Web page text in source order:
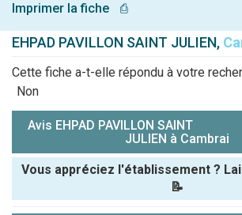
Imprimer la fiche
⎙
EHPAD PAVILLON SAINT JULIEN,
Cette fiche a-t-elle répondu à votre
Non
Avis EHPAD PAVILLON SAINT
JULIEN à Cambrai
Vous appréciez l'établissement ?
📝